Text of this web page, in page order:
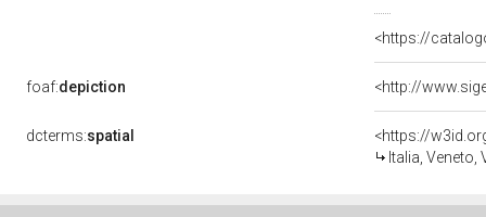
<https://
foaf:depiction <http://
dcterms:spatial
<https://
Italia, Veneto,